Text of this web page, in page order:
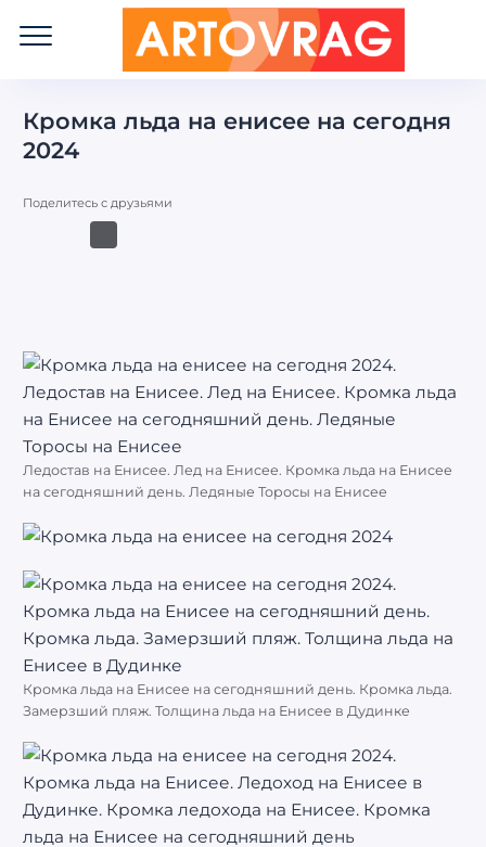
Кромка льда на енисее на сегодня
2024
Поделитесь с друзьями
Ледостав на Енисее. Лед на Енисее. Кромка льда на Енисее
на сегодняшний день. Ледяные Торосы на Енисее
Кромка льда на Енисее на сегодняшний день. Кромка льда.
Замерзший пляж. Толщина льда на Енисее в Дудинке